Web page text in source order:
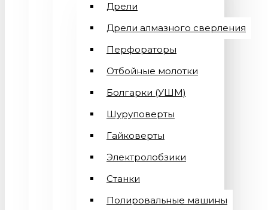
Дрели
Дрели алмазного сверления
Перфораторы
Отбойные молотки
Болгарки (УШМ)
Шуруповерты
Гайковерты
Электролобзики
Станки
Полировальные машины